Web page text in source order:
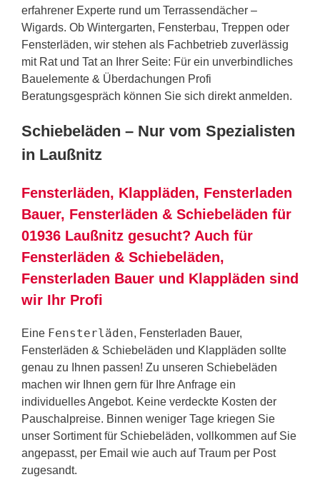
erfahrener Experte rund um Terrassendächer –
Wigards. Ob Wintergarten, Fensterbau, Treppen oder
Fensterläden, wir stehen als Fachbetrieb zuverlässig
mit Rat und Tat an Ihrer Seite: Für ein unverbindliches
Bauelemente & Überdachungen Profi
Beratungsgespräch können Sie sich direkt anmelden.
Schiebeläden – Nur vom Spezialisten
in Laußnitz
Fensterläden, Klappläden, Fensterladen
Bauer, Fensterläden & Schiebeläden für
01936 Laußnitz gesucht? Auch für
Fensterläden & Schiebeläden,
Fensterladen Bauer und Klappläden sind
wir Ihr Profi
Eine Fensterläden, Fensterladen Bauer,
Fensterläden & Schiebeläden und Klappläden sollte
genau zu Ihnen passen! Zu unseren Schiebeläden
machen wir Ihnen gern für Ihre Anfrage ein
individuelles Angebot. Keine verdeckte Kosten der
Pauschalpreise. Binnen weniger Tage kriegen Sie
unser Sortiment für Schiebeläden, vollkommen auf Sie
angepasst, per Email wie auch auf Traum per Post
zugesandt.